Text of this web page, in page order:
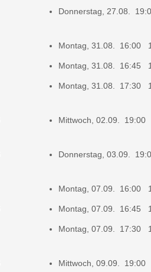
Donnerstag, 27.08.
Montag, 31.08. 16:00
Montag, 31.08. 16:45
Montag, 31.08. 17:30
Mittwoch, 02.09.
Donnerstag, 03.09.
Montag, 07.09. 16:00
Montag, 07.09. 16:45
Montag, 07.09. 17:30
Mittwoch, 09.09.